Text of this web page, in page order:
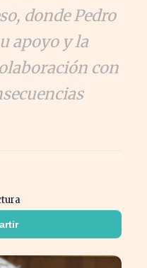
donde Pedro
apoyo y la
con